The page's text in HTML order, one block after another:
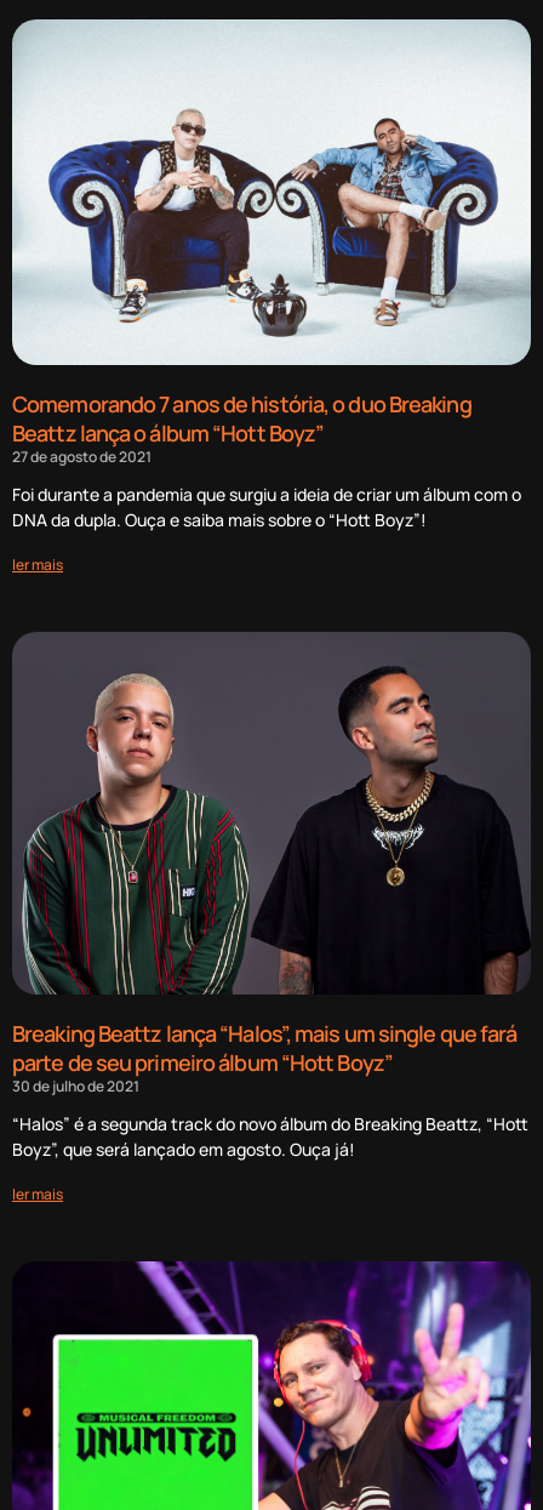
Comemorando 7 anos de história, o duo Breaking
Beattz lança o álbum “Hott Boyz”
27 de agosto de 2021
Foi durante a pandemia que surgiu a ideia de criar um álbum com o
DNA da dupla. Ouça e saiba mais sobre o “Hott Boyz”!
ler mais
Breaking Beattz lança “Halos”, mais um single que fará
parte de seu primeiro álbum “Hott Boyz”
30 de julho de 2021
“Halos” é a segunda track do novo álbum do Breaking Beattz, “Hott
Boyz”, que será lançado em agosto. Ouça já!
ler mais